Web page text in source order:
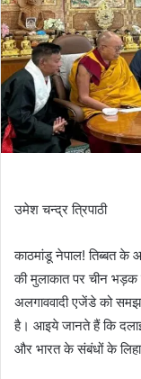
उमेश चन्द्र त्रिपाठी
काठमांडू नेपाल! तिब्बत के
की मुलाकात पर चीन
अलगाववादी एजेंडे को
है। आइये जानते हैं कि
और भारत के संबंधों के